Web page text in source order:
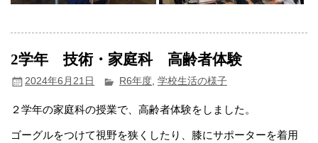
2学年 技術・家庭科 高齢者体験
2024年6月21日 R6年度,学校生活の様子
２学年の家庭科の授業で、高齢者体験をしました。
ゴーグルをつけて視野を狭くしたり、膝にサポーターを着用